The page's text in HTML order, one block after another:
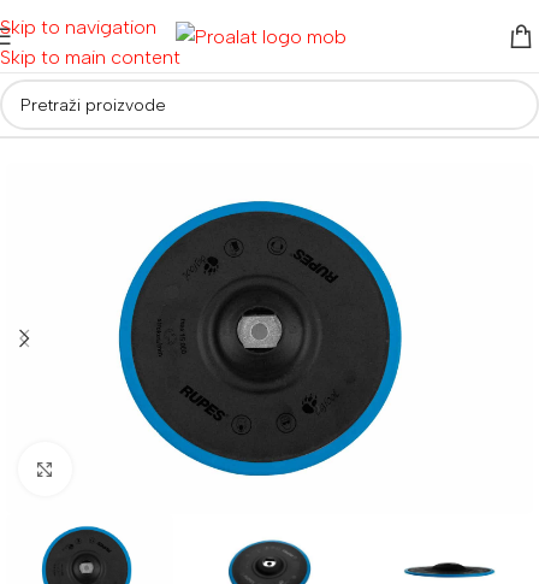
Skip to navigation
Skip to main content
Početna/ Auto detailing i oprema